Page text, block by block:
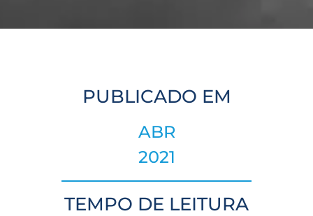
PUBLICADO EM
ABR
2021
TEMPO DE LEITURA